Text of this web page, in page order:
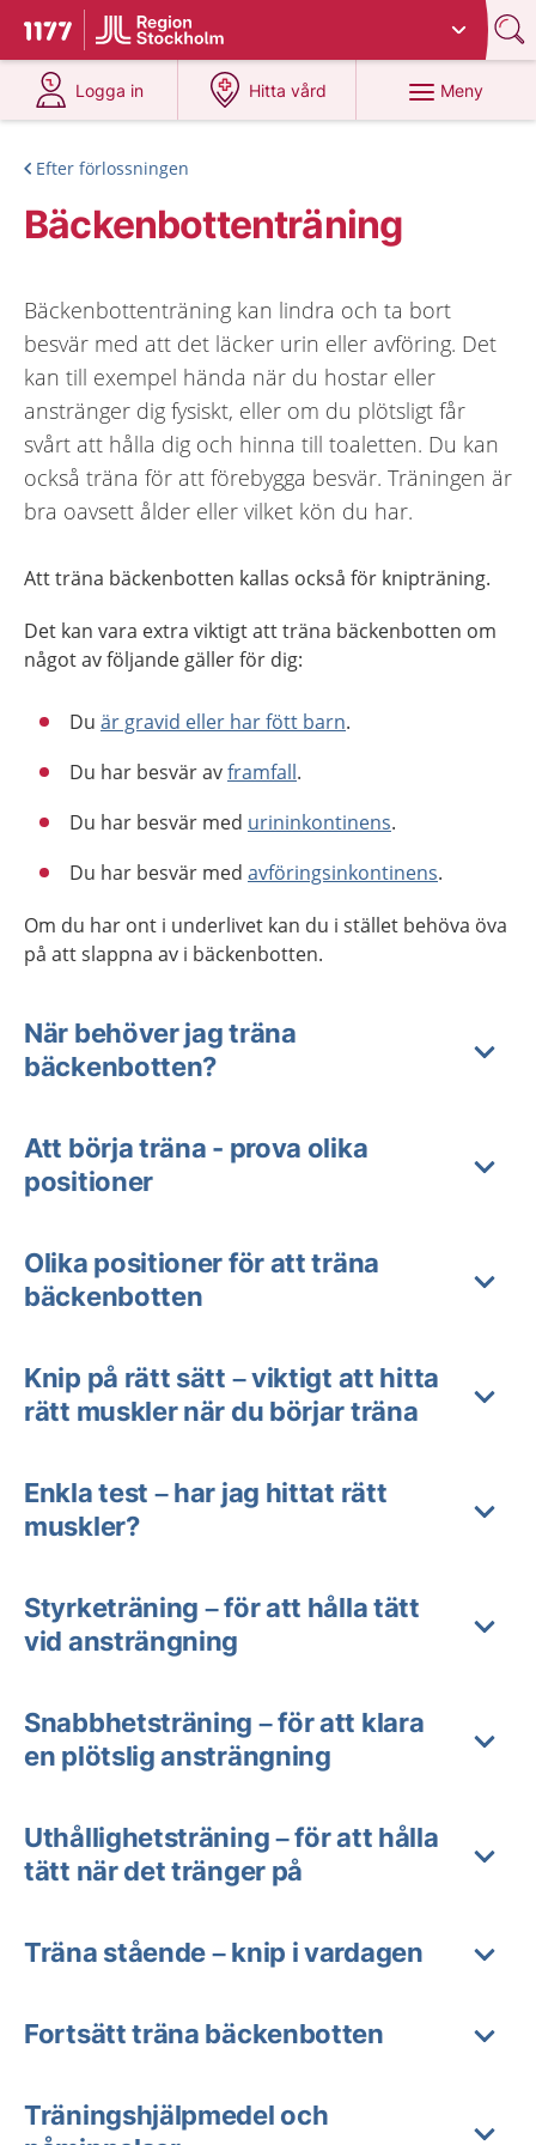
Till startsidan för 1177
Du har valt region
Logga in
på 1177.se
Hitta vård
på 1177.se
Meny
Efter förlossningen
Bäckenbottenträning
Bäckenbottenträning kan lindra och ta bort
besvär med att det läcker urin eller avföring. Det
kan till exempel hända när du hostar eller
anstränger dig fysiskt, eller om du plötsligt får
svårt att hålla dig och hinna till toaletten. Du kan
också träna för att förebygga besvär. Träningen är
bra oavsett ålder eller vilket kön du har.
Att träna bäckenbotten kallas också för knipträning.
Det kan vara extra viktigt att träna bäckenbotten om
något av följande gäller för dig:
Du är gravid eller har fött barn.
Du har besvär avframfall.
Du har besvär med urininkontinens.
Du har besvär med avföringsinkontinens.
Om du har ont i underlivet kan du i stället behöva öva
på att slappna av i bäckenbotten.
När behöver jag träna
bäckenbotten?
Att börja träna - prova olika
positioner
Olika positioner för att träna
bäckenbotten
Knip på rätt sätt – viktigt att hitta
rätt muskler när du börjar träna
Enkla test – har jag hittat rätt
muskler?
Styrketräning – för att hålla tätt
vid ansträngning
Snabbhetsträning – för att klara
en plötslig ansträngning
Uthållighetsträning – för att hålla
tätt när det tränger på
Träna stående – knip i vardagen
Fortsätt träna bäckenbotten
Träningshjälpmedel och